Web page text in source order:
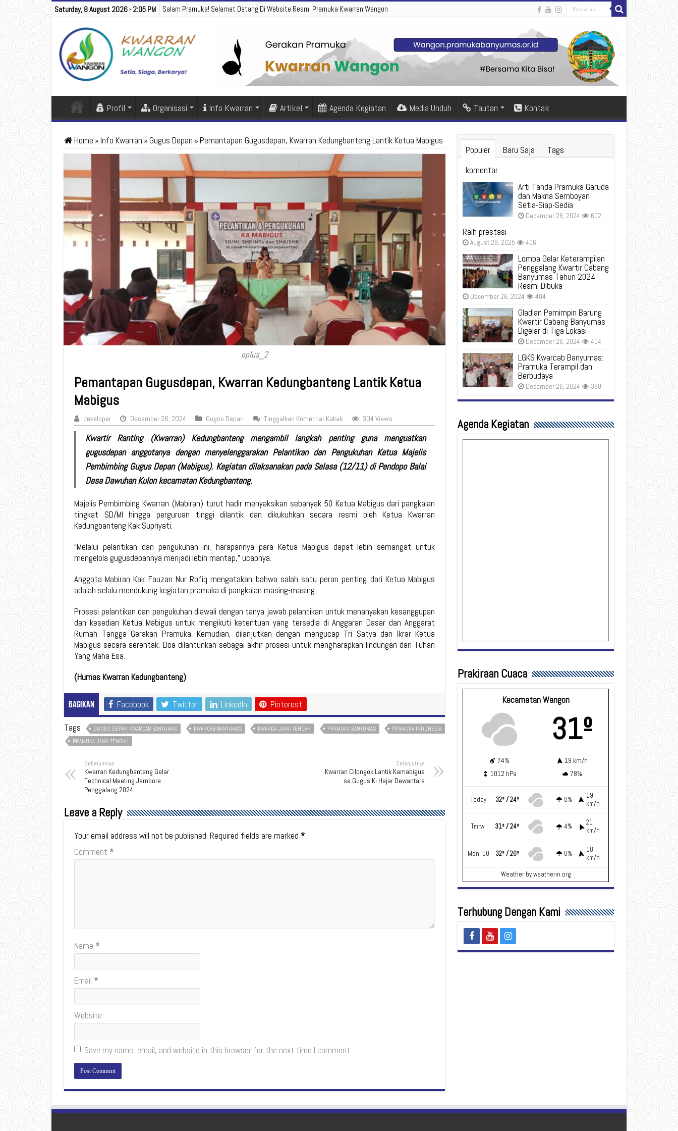
Saturday, 8 August 2026 - 2:05 PM Salam Pramuka! Selamat Datang Di Website Resmi Pramuka Kwarran Wangon
Profil Organisasi Info Kwarran Artikel Agenda Kegiatan Media Unduh Tautan Kontak
Home »Info Kwarran »Gugus Depan »Pemantapan Gugusdepan, Kwarran Kedungbanteng Lantik Ketua Mabigus
oplus_2
Pemantapan Gugusdepan, Kwarran Kedungbanteng Lantik Ketua
Mabigus
developer December 26, 2024 Gugus Depan Tinggalkan Komentar Kakak 304 Views
Kwartir Ranting (Kwarran) Kedungbanteng mengambil langkah penting guna menguatkan
gugusdepan anggotanya dengan menyelenggarakan Pelantikan dan Pengukuhan Ketua Majelis
Pembimbing Gugus Depan (Mabigus). Kegiatan dilaksanakan pada Selasa (12/11) di Pendopo Balai
Desa Dawuhan Kulon kecamatan Kedungbanteng.
Majelis Pembimbing Kwarran (Mabiran) turut hadir menyaksikan sebanyak 50 Ketua Mabigus dari pangkalan
tingkat SD/MI hingga perguruan tinggi dilantik dan dikukuhkan secara resmi oleh Ketua Kwarran
Kedungbanteng Kak Supriyati.
“Melalui pelantikan dan pengukuhan ini, harapannya para Ketua Mabigus dapat lebih semangat untuk
mengelola gugusdepannya menjadi lebih mantap,” ucapnya.
Anggota Mabiran Kak Fauzan Nur Rofiq mengatakan bahwa salah satu peran penting dari Ketua Mabigus
adalah selalu mendukung kegiatan pramuka di pangkalan masing-masing.
Prosesi pelantikan dan pengukuhan diawali dengan tanya jawab pelantikan untuk menanyakan kesanggupan
dan kesedian Ketua Mabigus untuk mengikuti ketentuan yang tersedia di Anggaran Dasar dan Anggarat
Rumah Tangga Gerakan Pramuka. Kemudian, dilanjutkan dengan mengucap Tri Satya dan Ikrar Ketua
Mabigus secara serentak. Doa dilantunkan sebagai akhir prosesi untuk mengharapkan lindungan dari Tuhan
Yang Maha Esa.
(Humas Kwarran Kedungbanteng)
Bagikan Facebook Twitter LinkedIn Pinterest
Tags GUGUS DEPAN KWARCAB BANYUMAS KWARCAB BANYUMAS KWARDA JAWA TENGAH PRAMUKA BANYUMAS
PRAMUKA INDONESIA
PRAMUKA JAWA TENGAH
Sebelumnya
Kwarran Kedungbanteng Gelar
Technical Meeting Jambore
Penggalang 2024
Selanjutnya
Kwarran Cilongok Lantik Kamabigus
se Gugus Ki Hajar Dewantara
Leave a Reply
Your email address will not be published. Required fields are marked *
Comment *
Name *
Email *
Website
Save my name, email, and website in this browser for the next time I comment.
Populer Baru Saja
Tags
komentar
Arti Tanda Pramuka Garuda
dan Makna Semboyan
Setia-Siap-Sedia
December 26, 2024 602
Raih prestasi
August 29, 2025 406
Lomba Gelar Keterampilan
Penggalang Kwartir Cabang
Banyumas Tahun 2024
Resmi Dibuka
December 26, 2024 404
Gladian Pemimpin Barung
Kwartir Cabang Banyumas
Digelar di Tiga Lokasi
December 26, 2024 404
LGKS Kwarcab Banyumas:
Pramuka Terampil dan
Berbudaya
December 26, 2024 388
Agenda Kegiatan
Prakiraan Cuaca
Kecamatan Wangon
31º
74%
19 km/h
1012 hPa
78%
Today 32º / 24º 0%
19
km/h
Tmrw. 31º / 24º 4%
21
km/h
Mon. 10 32º / 20º 0%
18
km/h
Weatherby weatherin.org
Terhubung Dengan Kami